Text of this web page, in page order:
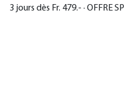
3 jours dès Fr. 479.- · OFFRE